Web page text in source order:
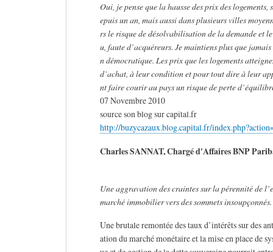
Oui, je pense que la hausse des prix des
epuis un an, mais aussi dans plusieurs villes
rs le risque de désolvabilisation de la demande et
u, faute d’acquéreurs. Je maintiens plus que
n démocratique. Les prix que les logements
d’achat, à leur condition et pour tout dire à leur
nt faire courir au pays un risque de perte
07 Novembre 2010
source son blog sur capital.fr
http://buzycazaux.blog.capital.fr/
Charles SANNAT, Chargé d'Affaires BNP
Une aggravation des craintes sur la pérennité de
marché immobilier vers des sommets insoupçonnés.
Une brutale remontée des taux d’intérêts sur des
ation du marché monétaire et la mise en place de